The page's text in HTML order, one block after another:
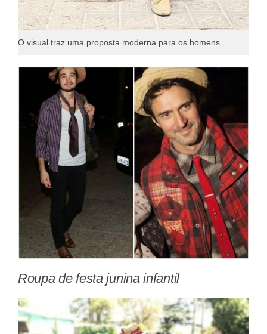
O visual traz uma proposta moderna para os homens
Roupa de festa junina infantil